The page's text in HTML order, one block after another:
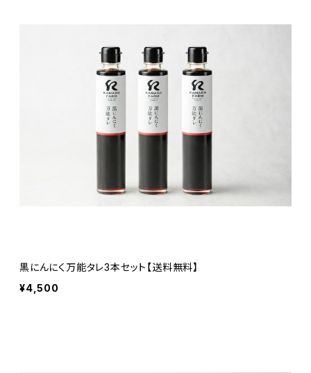
黒にんにく万能タレ3本セット【送料無料】
¥4,500